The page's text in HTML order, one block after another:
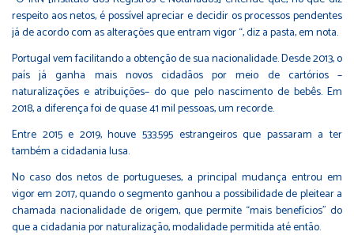
respeito aos netos, é possível apreciar e decidir os processos pendentes
já de acordo com as alterações que entram vigor “, diz a pasta, em nota.
Portugal vem facilitando a obtenção de sua nacionalidade. Desde 2013, o
país já ganha mais novos cidadãos por meio de cartórios –
naturalizações e atribuições– do que pelo nascimento de bebês. Em
2018, a diferença foi de quase 41 mil pessoas, um recorde.
Entre 2015 e 2019, houve 533.595 estrangeiros que passaram a ter
também a cidadania lusa.
No caso dos netos de portugueses, a principal mudança entrou em
vigor em 2017, quando o segmento ganhou a possibilidade de pleitear a
chamada nacionalidade de origem, que permite “mais benefícios” do
que a cidadania por naturalização, modalidade permitida até então.